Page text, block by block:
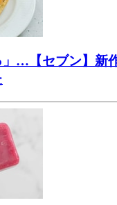
」…【セブン】新